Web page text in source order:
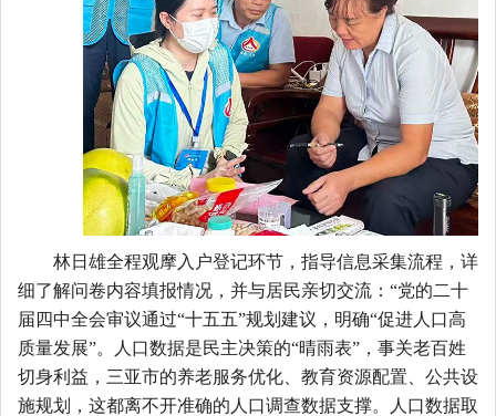
林日雄全程观摩入户登记环节，指导信息采集流程，详
细了解问卷内容填报情况，并与居民亲切交流： “党的二十
届四中全会审议通过“十五五”规划建议，明确“促进人口高
质量发展”。人口数据是民主决策的“晴雨表”，事关老百姓
切身利益， 三亚市的养老服务优化 教育资源配置
公共设
施规划， 这都离不开准确的人口调查数据支撑。
人口数据取